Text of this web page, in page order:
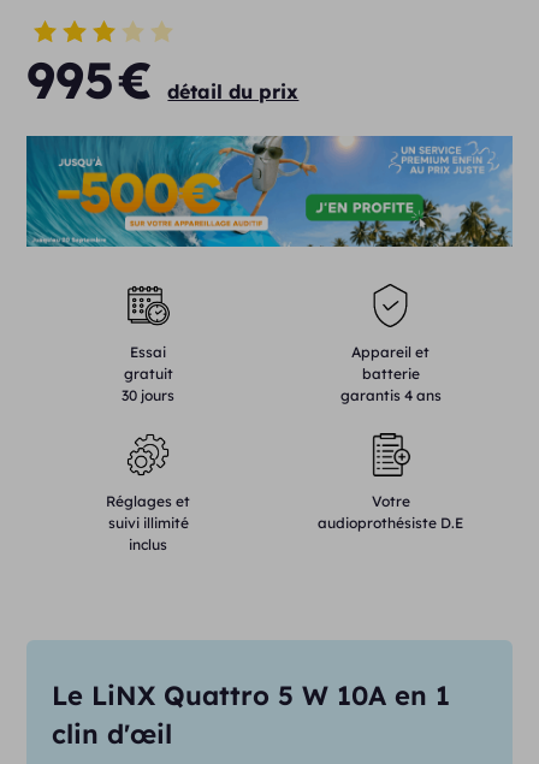
995€ détail du prix
Essai
gratuit
30 jours
Appareil et
batterie
garantis 4 ans
Réglages et
suivi illimité
inclus
Votre
audioprothésiste D.E
Le LiNX Quattro 5 W 10A en 1
clin d'œil